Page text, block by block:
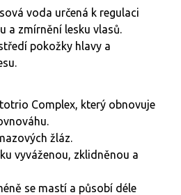
voda určená k regulaci
a zmírnění lesku vlasů.
pokožky hlavy a
Complex, který obnovuje
žláz.
vyváženou, zklidněnou a
se mastí a působí déle